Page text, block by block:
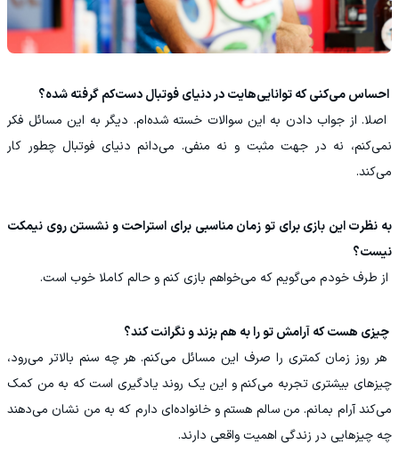
‏ احساس می‌کنی که توانایی‌هایت در دنیای فوتبال دست‌کم گرفته شده؟
‏ اصلا. از جواب دادن به این سوالات خسته شده‌ام. دیگر به این مسائل فکر
نمی‌کنم، نه در جهت مثبت و نه منفی. می‌دانم دنیای فوتبال چطور کار
می‌کند.
به نظرت این بازی برای تو زمان مناسبی برای استراحت و نشستن روی نیمکت
نیست؟
‏ از طرف خودم می‌گویم که می‌خواهم بازی کنم و حالم کاملا خوب است.
‏ چیزی هست که آرامش تو را به هم بزند و نگرانت کند؟
‏ هر روز زمان کمتری را صرف این مسائل می‌کنم. هر چه سنم بالاتر می‌رود،
چیزهای بیشتری تجربه می‌کنم و این یک روند یادگیری است که به من کمک
می‌کند آرام بمانم. من سالم هستم و خانواده‌ای دارم که به من نشان می‌دهند
چه چیزهایی در زندگی اهمیت واقعی دارند.